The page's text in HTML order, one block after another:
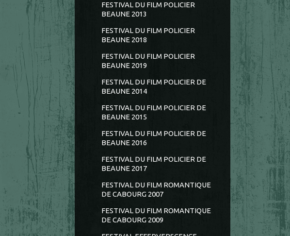
FESTIVAL DU FILM POLICIER
BEAUNE 2013
FESTIVAL DU FILM POLICIER
BEAUNE 2018
FESTIVAL DU FILM POLICIER
BEAUNE 2019
FESTIVAL DU FILM POLICIER DE
BEAUNE 2014
FESTIVAL DU FILM POLICIER DE
BEAUNE 2015
FESTIVAL DU FILM POLICIER DE
BEAUNE 2016
FESTIVAL DU FILM POLICIER DE
BEAUNE 2017
FESTIVAL DU FILM ROMANTIQUE
DE CABOURG 2007
FESTIVAL DU FILM ROMANTIQUE
DE CABOURG 2009